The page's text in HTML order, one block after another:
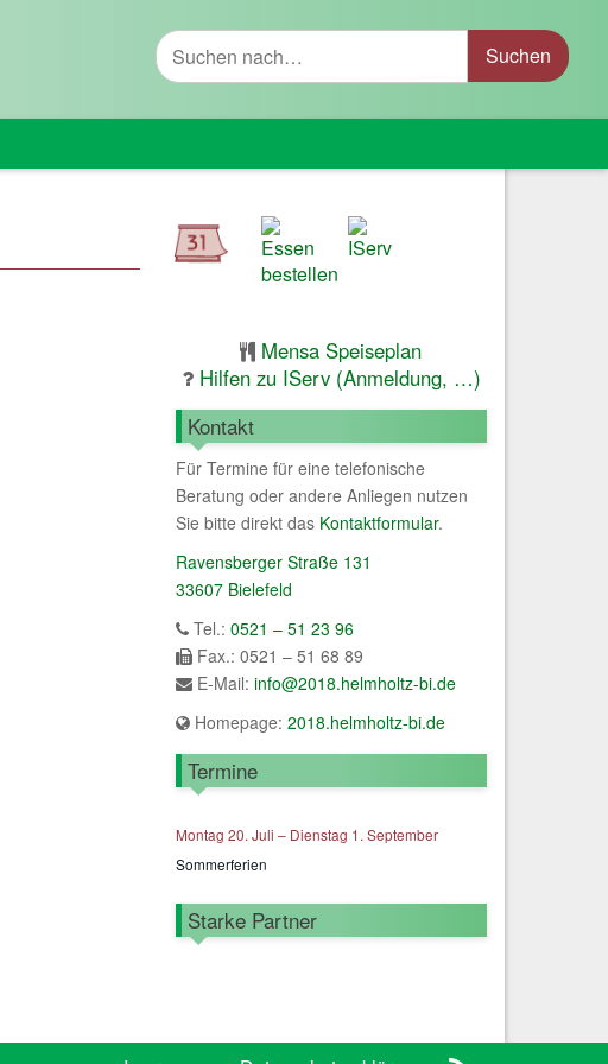
Suche
Mensa Speiseplan
Hilfen zu IServ (Anmeldung, …)
Kontakt
Für Termine für eine telefonische
Beratung oder andere Anliegen nutzen
Sie bitte direkt das Kontaktformular.
Ravensberger Straße 131
33607 Bielefeld
Tel.: 0521 – 51 23 96
Fax.: 0521 – 51 68 89
E-Mail: info@2018.helmholtz-bi.de
Homepage: 2018.helmholtz-bi.de
Termine
Montag 20. Juli – Dienstag 1. September
Sommerferien
Starke Partner